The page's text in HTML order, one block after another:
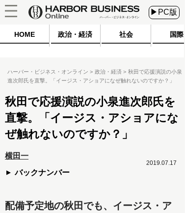
▶PC版
HOME 政治・経済 社会 国際
ハーバー・ビジネス・オンライン 政治・経済
秋田で応援演説の小泉
進次郎氏を直撃。「イージス・アショアになぜ触れないのですか？」
秋田で応援演説の小泉進次郎氏を
直撃。「イージス・アショアにな
ぜ触れないのですか？」
横田一
バックナンバー
2019.07.17
配備予定地の秋田でも、イージス・ア